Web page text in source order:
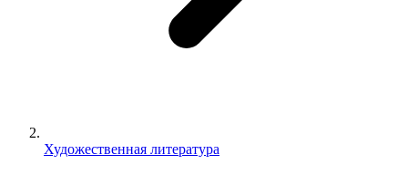
Художественная литература